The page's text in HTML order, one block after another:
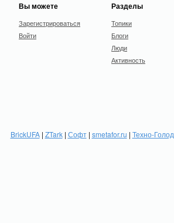
Вы можете
Зарегистрироваться
Войти
Разделы
Топики
Блоги
Люди
Активность
BrickUFA| ZTark| Софт| smetafor.ru | Техно-Голод